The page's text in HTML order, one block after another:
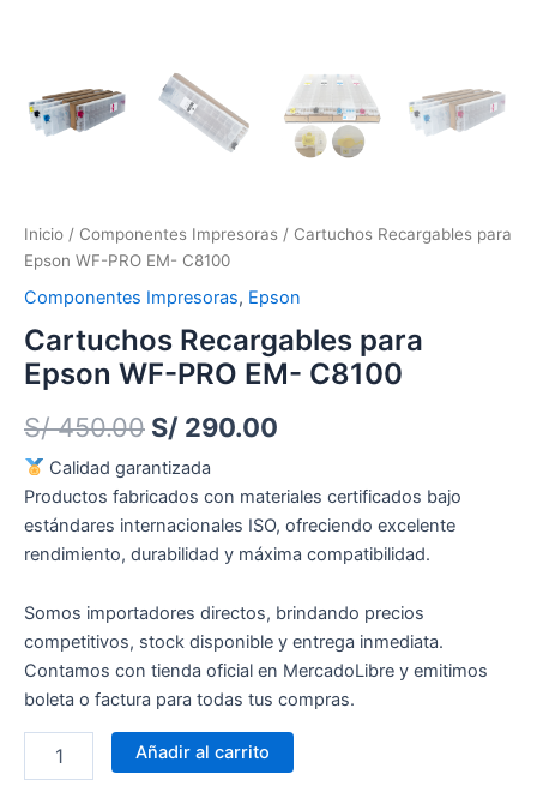
Inicio / Componentes Impresoras / Cartuchos Recargables para
Epson WF-PRO EM- C8100
Componentes Impresoras, Epson
Cartuchos Recargables para
Epson WF-PRO EM- C8100
S/450.00 S/ 290.00
Calidad garantizada
Productos fabricados con materiales certificados bajo
estándares internacionales ISO, ofreciendo excelente
rendimiento, durabilidad y máxima compatibilidad.
Somos importadores directos, brindando precios
competitivos, stock disponible y entrega inmediata.
Contamos con tienda oficial en MercadoLibre y emitimos
boleta o factura para todas tus compras.
Añadir al carrito